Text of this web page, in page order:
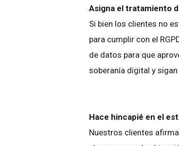
Asigna el tratamiento
Si bien los clientes no
para cumplir con el
de datos para que
soberanía digital y
Hace hincapié en el
Nuestros clientes